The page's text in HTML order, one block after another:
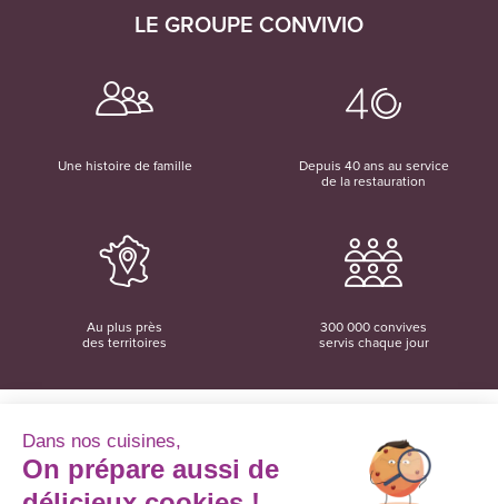
LE GROUPE CONVIVIO
Une histoire de famille
Depuis 40 ans au service
de la restauration
Au plus près
des territoires
300 000 convives
servis chaque jour
Convivio
12 rue du Domaine
Dans nos cuisines,
On prépare aussi de